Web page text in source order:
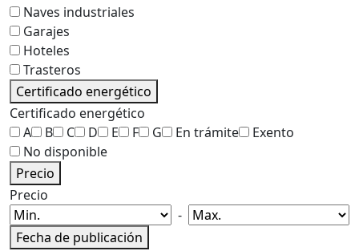
Naves industriales
Garajes
Hoteles
Trasteros
Certificado energético
Certificado energético
A
B C D E F G En trámite
Exento
No disponible
Precio
Precio
-
Fecha de publicación